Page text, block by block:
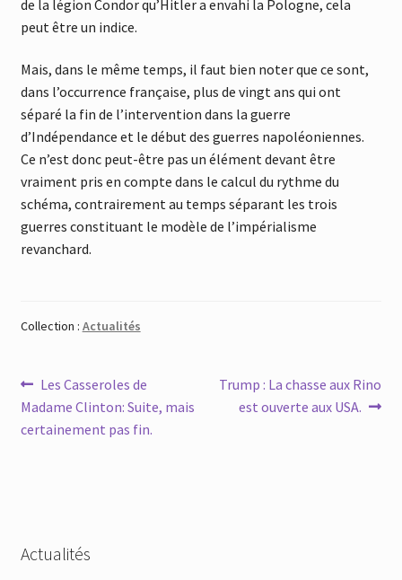
de la légion Condor qu’Hitler a envahi la Pologne, cela
peut être un indice.
Mais, dans le même temps, il faut bien noter que ce sont,
dans l’occurrence française, plus de vingt ans qui ont
séparé la fin de l’intervention dans la guerre
d’Indépendance et le début des guerres napoléoniennes.
Ce n’est donc peut-être pas un élément devant être
vraiment pris en compte dans le calcul du rythme du
schéma, contrairement au temps séparant les trois
guerres constituant le modèle de l’impérialisme
revanchard.
Collection : Actualités
Navigation
de
Article
précédent :
Les Casseroles de
Madame Clinton: Suite, mais
certainement pas fin.
Article
suivant :
Trump : La chasse aux Rino
est ouverte aux USA.
Actualités